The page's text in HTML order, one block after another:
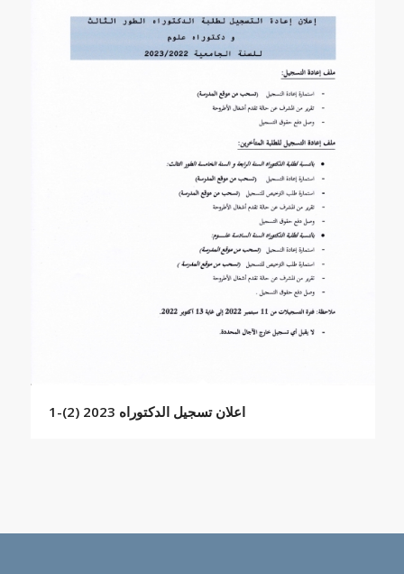
اعلان تسجيل الدكتوراه 2023 (2)-1